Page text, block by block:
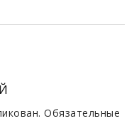
Обязательные